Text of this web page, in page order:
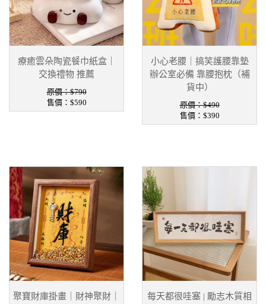
療癒雲朵陶瓷餐巾紙盒｜
交換禮物 推薦
原價：$790
售價： $590
小心老腰｜搞笑護腰靠墊
辦公室必備 靠腰抱枕（補
貨中）
原價：$490
售價： $390
聚寶財庫掛畫｜財神聚財｜
每天都很哇塞 | 勵志木質相